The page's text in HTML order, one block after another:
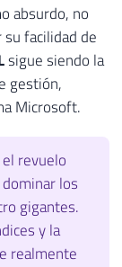
absurdo, no
facilidad de
sigue siendo la
gestión,
Microsoft.
revuelo
los
gigantes.
y la
realmente